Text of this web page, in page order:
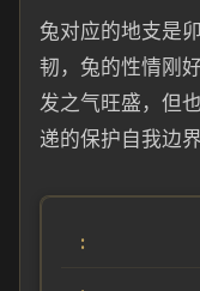
兔对应的地支是
韧，兔的性情刚
发之气旺盛，但
递的保护自我边界